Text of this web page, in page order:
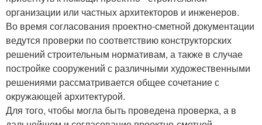
организации или частных архитекторов и инженеров.
Во время согласования проектно-сметной документации
ведутся проверки по соответствию конструкторских
решений строительным нормативам, а также в случае
постройке сооружений с различными художественными
решениями рассматривается общее сочетание с
окружающей архитектурой.
Для того, чтобы могла быть проведена проверка, а в